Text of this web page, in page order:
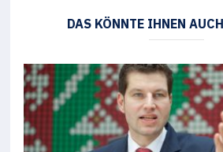
DAS KÖNNTE IHNEN